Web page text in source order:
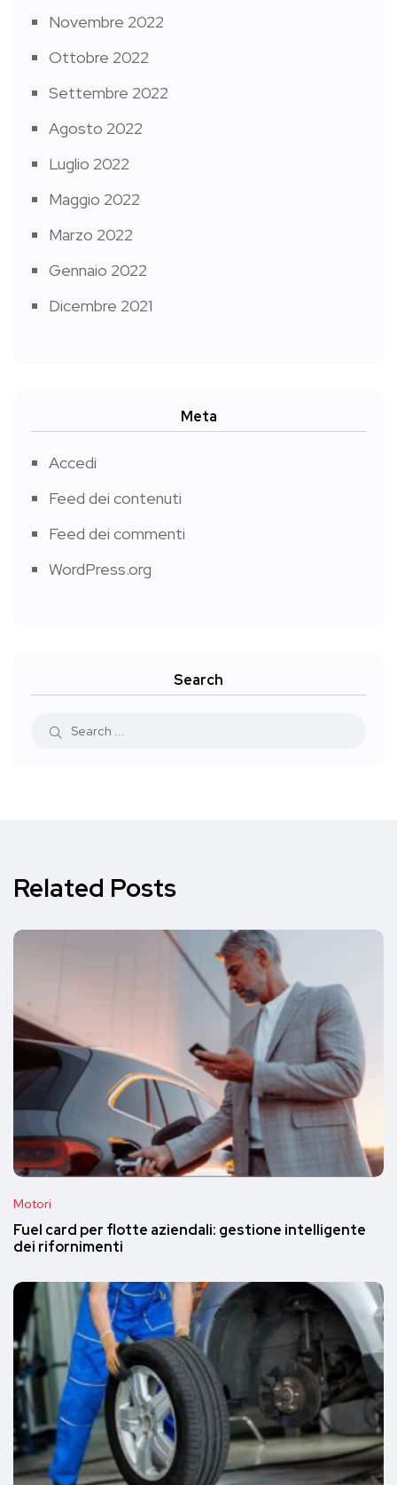
Novembre 2022
Ottobre 2022
Settembre 2022
Agosto 2022
Luglio 2022
Maggio 2022
Marzo 2022
Gennaio 2022
Dicembre 2021
Meta
Accedi
Feed dei contenuti
Feed dei commenti
WordPress.org
Search
Related Posts
Motori
Fuel card per flotte aziendali: gestione intelligente
dei rifornimenti